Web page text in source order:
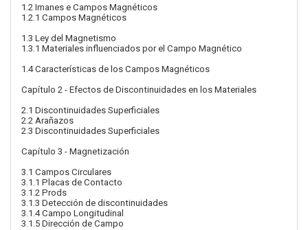
1.2 Imanes e Campos Magnéticos
1.2.1 Campos Magnéticos
1.3 Ley del Magnetismo
1.3.1 Materiales influenciados por el Campo Magnético
1.4 Características de los Campos Magnéticos
Capítulo 2 - Efectos de Discontinuidades en los Materiales
2.1 Discontinuidades Superficiales
2.2 Arañazos
2.3 Discontinuidades Superficiales
Capítulo 3 - Magnetización
3.1 Campos Circulares
3.1.1 Placas de Contacto
3.1.2 Prods
3.1.3 Detección de discontinuidades
3.1.4 Campo Longitudinal
3.1.5 Dirección de Campo